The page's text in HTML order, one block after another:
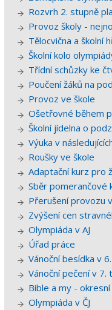
Rozvrh 2. stupně
Provoz školy -
Tělocvična a školní
Školní kolo
Třídní schůzky ke
Poučení žáků na
Provoz ve škole
Ošetřovné během
Školní jídelna o
Výuka v
Roušky ve škole
Adaptační kurz pro
Sběr pomerančové
Přerušení provozu
Zvýšení cen
Olympiáda v AJ
Úřad práce
Vánoční besídka v
Vánoční pečení v 7.
Bible a my - okresní
Olympiáda v ČJ